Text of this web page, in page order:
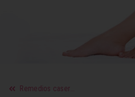
Remedios caseros para ayudarte a dejar de fumar